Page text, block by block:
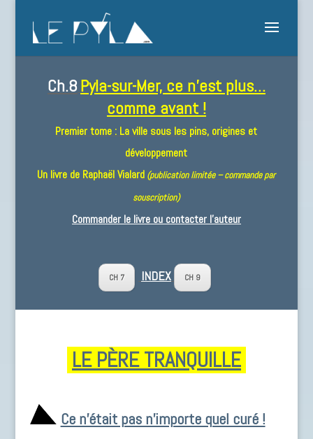
Ch.8Pyla-sur-Mer, ce n’est plus…
comme avant !
Premier tome : La ville sous les pins, origines et
développement
Un livre de Raphaël Vialard (publication limitée – commande par
souscription)
Commander le livre ou contacter l’auteur
CH 7 INDEX CH 9
LE PÈRE TRANQUILLE
Ce n’était pas n’importe quel curé !